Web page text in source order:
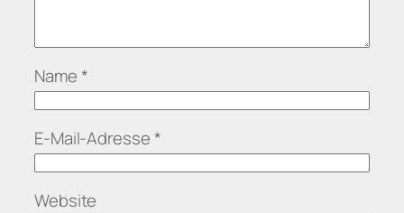
Name *
E-Mail-Adresse *
Website